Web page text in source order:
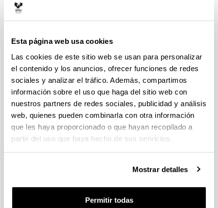
Esta página web usa cookies
Las cookies de este sitio web se usan para personalizar
el contenido y los anuncios, ofrecer funciones de redes
sociales y analizar el tráfico. Además, compartimos
información sobre el uso que haga del sitio web con
nuestros partners de redes sociales, publicidad y análisis
web, quienes pueden combinarla con otra información
que les haya proporcionado o que hayan recopilado a
partir del uso que haya hecho de sus servicios.
Mostrar detalles
Permitir todas
SITUADO en el Campus de Alava de la Universidad del País
Unibertsitatea, el Departamento de Geografía, Prehistoria y
Dirección postal:
U.P.V./E.H.U.
Departamento de Geografía, Prehistoria y Arqueología
C/ Tomás y Valiente s/n
01006 Vitoria-Gasteiz